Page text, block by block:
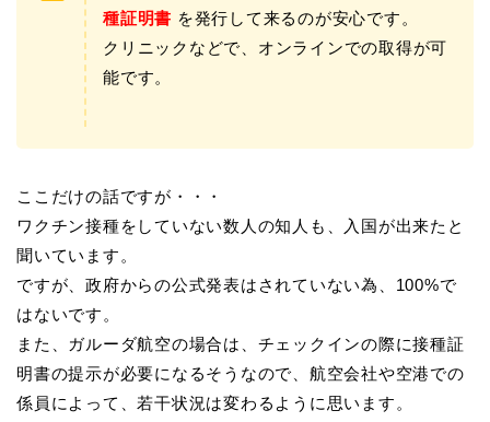
種証明書 を発行して来るのが安心です。
クリニックなどで、オンラインでの取得が可
能です。
ここだけの話ですが・・・
ワクチン接種をしていない数人の知人も、入国が出来たと
聞いています。
ですが、政府からの公式発表はされていない為、100%で
はないです。
また、ガルーダ航空の場合は、チェックインの際に接種証
明書の提示が必要になるそうなので、航空会社や空港での
係員によって、若干状況は変わるように思います。